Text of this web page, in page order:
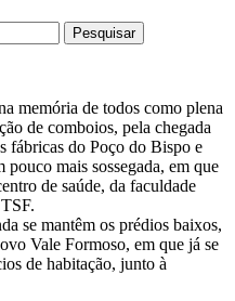
memória de todos como plena
de comboios, pela chegada
fábricas do Poço do Bispo e
mais sossegada, em que
de saúde, da faculdade
se mantêm os prédios baixos,
Vale Formoso, em que já se
de habitação, junto à